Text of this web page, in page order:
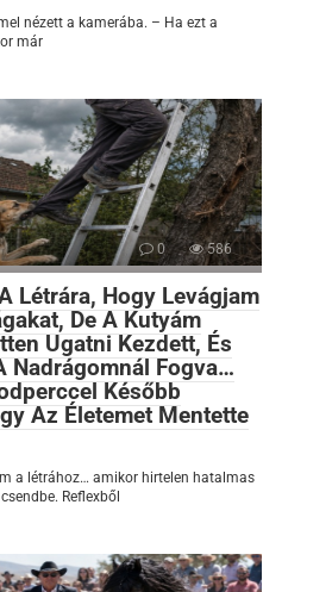
nézett a kamerába. – Ha ezt a
már
0 586
Létrára, Hogy Levágjam
De A Kutyám
Ugatni Kezdett, És
Nadrágomnál Fogva…
Később
Az Életemet Mentette
a létrához… amikor hirtelen hatalmas
Reflexből